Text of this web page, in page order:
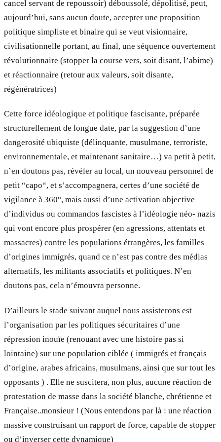
cancel servant de repoussoir) déboussolé, dépolitisé, peut,
aujourd’hui, sans aucun doute, accepter une proposition
politique simpliste et binaire qui se veut visionnaire,
civilisationnelle portant, au final, une séquence ouvertement
révolutionnaire (stopper la course vers, soit disant, l’abime)
et réactionnaire (retour aux valeurs, soit disante,
régénératrices)
Cette force idéologique et politique fascisante, préparée
structurellement de longue date, par la suggestion d’une
dangerosité ubiquiste (délinquante, musulmane, terroriste,
environnementale, et maintenant sanitaire…) va petit à petit,
n’en doutons pas, révéler au local, un nouveau personnel de
petit “capo“, et s’accompagnera, certes d’une société de
vigilance à 360°, mais aussi d’une activation objective
d’individus ou commandos fascistes à l’idéologie néo- nazis
qui vont encore plus prospérer (en agressions, attentats et
massacres) contre les populations étrangères, les familles
d’origines immigrés, quand ce n’est pas contre des médias
alternatifs, les militants associatifs et politiques. N’en
doutons pas, cela n’émouvra personne.
D’ailleurs le stade suivant auquel nous assisterons est
l’organisation par les politiques sécuritaires d’une
répression inouïe (renouant avec une histoire pas si
lointaine) sur une population ciblée ( immigrés et français
d’origine, arabes africains, musulmans, ainsi que sur tout les
opposants ) . Elle ne suscitera, non plus, aucune réaction de
protestation de masse dans la société blanche, chrétienne et
Française..monsieur ! (Nous entendons par là : une réaction
massive construisant un rapport de force, capable de stopper
ou d’inverser cette dynamique)